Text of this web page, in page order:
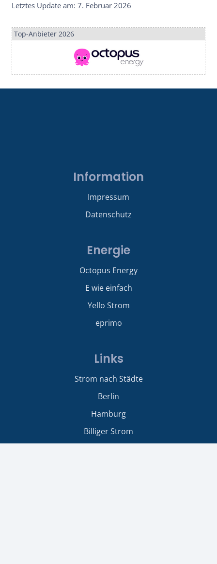
Letztes Update am: 7. Februar 2026
Top-Anbieter 2026
Information
Impressum
Datenschutz
Energie
Octopus Energy
E wie einfach
Yello Strom
eprimo
Links
Strom nach Städte
Berlin
Hamburg
Billiger Strom